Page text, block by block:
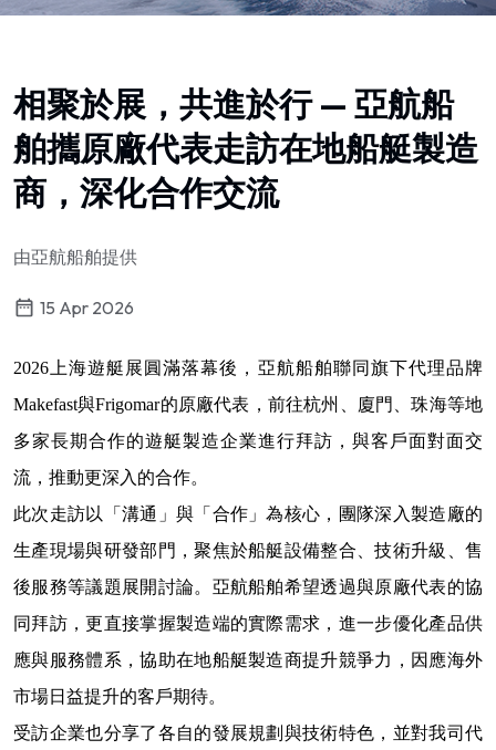
相聚於展，共進於行 — 亞航船
舶攜原廠代表走訪在地船艇製造
商，深化合作交流
由亞航船舶提供
15 Apr 2026
2026上海遊艇展圓滿落幕後，亞航船舶聯同旗下代理品牌
Makefast與Frigomar的原廠代表，前往杭州、廈門、珠海等地
多家長期合作的遊艇製造企業進行拜訪，與客戶面對面交
流，推動更深入的合作。
此次走訪以「溝通」與「合作」為核心，團隊深入製造廠的
生產現場與研發部門，聚焦於船艇設備整合 、技術升級、售
後服務等議題展開討論。亞航船舶希望透過與原廠代表的協
同拜訪，更直接掌握製造端的實際需求，進一步優化產品供
應與服務體系，協助在地船艇製造商提升競爭力，因應海外
市場日益提升的客戶期待。
受訪企業也分享了各自的發展規劃與技術特色，並對我司代